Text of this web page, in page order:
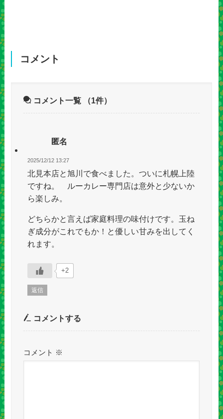
コメント
コメント一覧 （1件）
匿名
2025/12/12 13:27
北見本店と旭川で食べました。ついに札幌上陸
ですね。 ルーカレー専門店は意外と少ないか
ら楽しみ。
どちらかと言えば家庭料理の味付けです。玉ね
ぎ成分がこれでもか！と優しい甘みを出してく
れます。
+2
返信
コメントする
コメント ※